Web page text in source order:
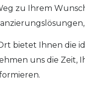
zu Ihrem
bietet Ihnen die
uns die Zeit,